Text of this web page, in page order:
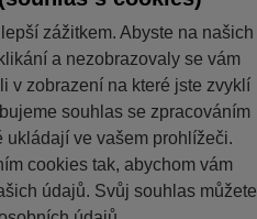
zážitkem. Abyste na našich
a nezobrazovaly se vám
v zobrazení na které jste zvyklí
souhlas se zpracováním
ukládají ve vašem prohlížeči.
cookies tak, abychom vám
údajů. Svůj souhlas můžete